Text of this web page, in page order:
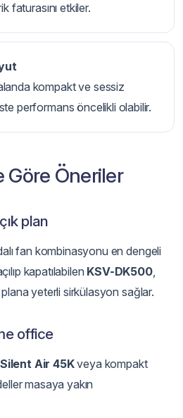
faturasını etkiler.
kompakt ve sessiz
performans öncelikli olabilir.
Göre Öneriler
plan
fan kombinasyonu en dengeli
kapatılabilen KSV-DK500,
yeterli sirkülasyon sağlar.
office
Silent Air 45Kveya kompakt
masaya yakın